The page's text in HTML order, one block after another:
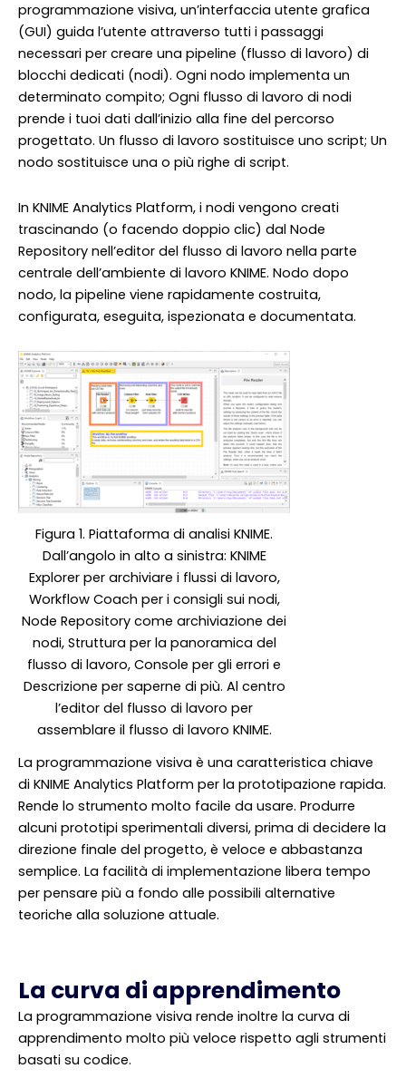
programmazione visiva, un’interfaccia utente grafica
(GUI) guida l’utente attraverso tutti i passaggi
necessari per creare una pipeline (flusso di lavoro) di
blocchi dedicati (nodi). Ogni nodo implementa un
determinato compito; Ogni flusso di lavoro di nodi
prende i tuoi dati dall’inizio alla fine del percorso
progettato. Un flusso di lavoro sostituisce uno script; Un
nodo sostituisce una o più righe di script.
In KNIME Analytics Platform, i nodi vengono creati
trascinando (o facendo doppio clic) dal Node
Repository nell’editor del flusso di lavoro nella parte
centrale dell’ambiente di lavoro KNIME. Nodo dopo
nodo, la pipeline viene rapidamente costruita,
configurata, eseguita, ispezionata e documentata.
Figura 1. Piattaforma di analisi KNIME.
Dall’angolo in alto a sinistra: KNIME
Explorer per archiviare i flussi di lavoro,
Workflow Coach per i consigli sui nodi,
Node Repository come archiviazione dei
nodi, Struttura per la panoramica del
flusso di lavoro, Console per gli errori e
Descrizione per saperne di più. Al centro
l’editor del flusso di lavoro per
assemblare il flusso di lavoro KNIME.
La programmazione visiva è una caratteristica chiave
di KNIME Analytics Platform per la prototipazione rapida.
Rende lo strumento molto facile da usare. Produrre
alcuni prototipi sperimentali diversi, prima di decidere la
direzione finale del progetto, è veloce e abbastanza
semplice. La facilità di implementazione libera tempo
per pensare più a fondo alle possibili alternative
teoriche alla soluzione attuale.
La curva di apprendimento
La programmazione visiva rende inoltre la curva di
apprendimento molto più veloce rispetto agli strumenti
basati su codice.